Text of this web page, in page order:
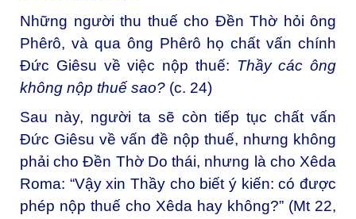
Những người thu thuế cho Đền Thờ hỏi ông
Phêrô, và qua ông Phêrô họ chất vấn chính
Đức Giêsu về việc nộp thuế: Thầy các ông
không nộp thuế sao? (c. 24)
Sau này, người ta sẽ còn tiếp tục chất vấn
Đức Giêsu về vấn đề nộp thuế, nhưng không
phải cho Đền Thờ Do thái, nhưng là cho Xêda
Roma: “Vậy xin Thầy cho biết ý kiến: có được
phép nộp thuế cho Xêda hay không?” (Mt 22,